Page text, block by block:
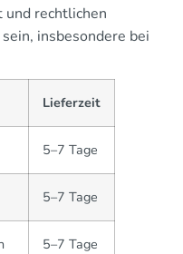
und rechtlichen
insbesondere bei
Lieferzeit
5–7 Tage
5–7 Tage
5–7 Tage